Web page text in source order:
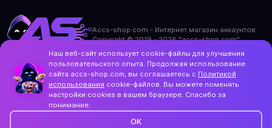
Accs-shop.com - Интернет магазин аккаунтов
Copyright © 2019 - 2026 "accs-shop.com"
Политика использования cookie-файлов
Контакты и актуальный адрес сайта
Structo
Дизайн и разработка
Наш веб-сайт использует cookie-файлы для улучшения
пользовательского опыта. Продолжая использование
сайта accs-shop.com, вы соглашаетесь с Политикой
использования cookie-файлов. Вы можете поменять
настройки cookies в вашем браузере. Спасибо за
понимание.
OK